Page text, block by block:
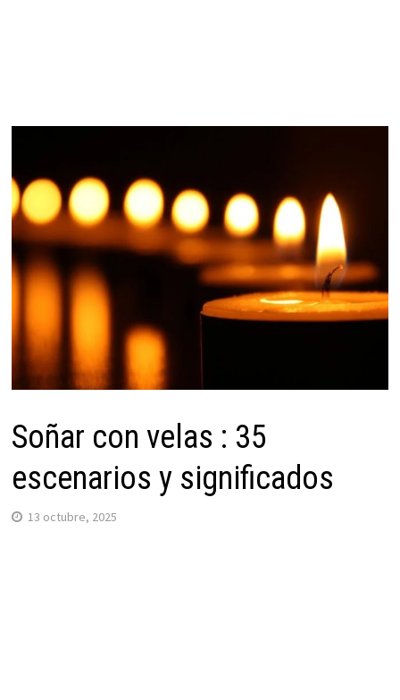
Soñar con velas : 35
escenarios y significados
13 octubre, 2025